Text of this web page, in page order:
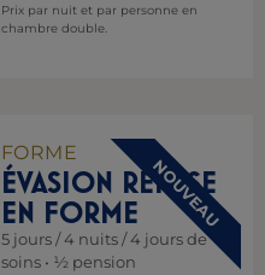
Prix par nuit et par personne en
chambre double.
FORME
ÉVASION REMISE
EN FORME
5 jours / 4 nuits / 4 jours de
soins • ½ pension
NOUVEAU